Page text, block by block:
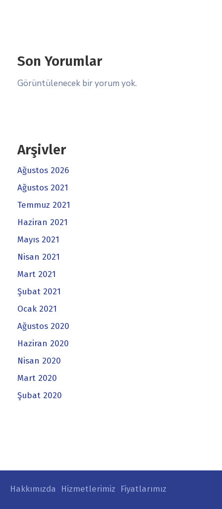
Son Yorumlar
Görüntülenecek bir yorum yok.
Arşivler
Ağustos 2026
Ağustos 2021
Temmuz 2021
Haziran 2021
Mayıs 2021
Nisan 2021
Mart 2021
Şubat 2021
Ocak 2021
Ağustos 2020
Haziran 2020
Nisan 2020
Mart 2020
Şubat 2020
Hakkımızda Hizmetlerimiz Fiyatlarımız